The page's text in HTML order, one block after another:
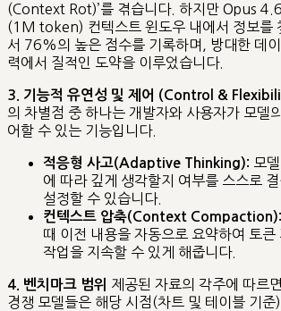
(Context Rot)’를 겪습니다. 하지만 Opus
(1M token) 컨텍스트 윈도우 내에서 정보를
서 76%의 높은 점수를 기록하며, 방대한 데
력에서 질적인 도약을 이루었습니다.
3. 기능적 유연성 및 제어 (Control &
의 차별점 중 하나는 개발자와 사용자가 모델
어할 수 있는 기능입니다.
적응형 사고(Adaptive Thinking): 모
에 따라 깊게 생각할지 여부를 스스로
설정할 수 있습니다.
컨텍스트 압축(Context Compaction):
때 이전 내용을 자동으로 요약하여 토큰
작업을 지속할 수 있게 해줍니다.
4. 벤치마크 범위 제공된 자료의 각주에 따르
경쟁 모델들은 해당 시점(차트 및 테이블 기준